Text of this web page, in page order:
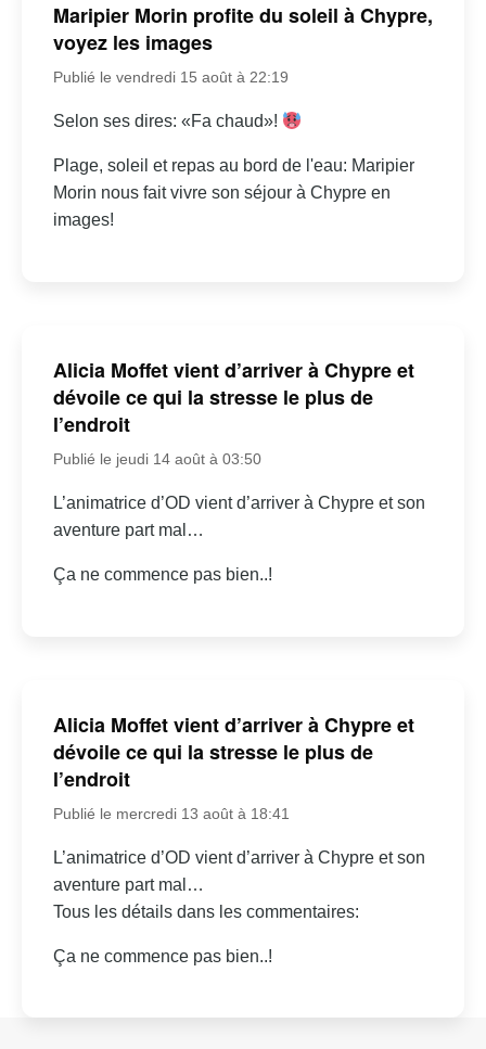
Maripier Morin profite du soleil à Chypre,
voyez les images
Publié le vendredi 15 août à 22:19
Selon ses dires: «Fa chaud»!
Plage, soleil et repas au bord de l'eau: Maripier
Morin nous fait vivre son séjour à Chypre en
images!
Alicia Moffet vient d’arriver à Chypre et
dévoile ce qui la stresse le plus de
l’endroit
Publié le jeudi 14 août à 03:50
L’animatrice d’OD vient d’arriver à Chypre et son
aventure part mal…
Ça ne commence pas bien..!
Alicia Moffet vient d’arriver à Chypre et
dévoile ce qui la stresse le plus de
l’endroit
Publié le mercredi 13 août à 18:41
L’animatrice d’OD vient d’arriver à Chypre et son
aventure part mal…
Tous les détails dans les commentaires:
Ça ne commence pas bien..!